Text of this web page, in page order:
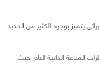
يتميز بوجود الكثير من الحديد
المناعة الذاتية النادر حيث